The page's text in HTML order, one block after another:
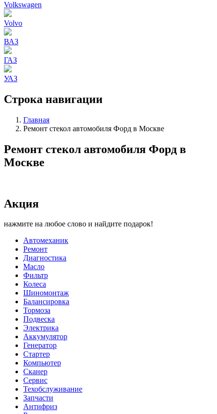
Volkswagen
Volvo
ВАЗ
ГАЗ
УАЗ
Строка навигации
Главная
Ремонт стекол автомобиля Форд в Москве
Ремонт стекол автомобиля Форд в
Москве
Акция
нажмите на любое слово и найдите подарок!
Автомеханик
Ремонт
Диагностика
Масло
Фильтр
Колеса
Шиномонтаж
Балансировка
Тормоза
Подвеска
Электрика
Аккумулятор
Генератор
Стартер
Компьютер
Сканер
Сервис
Техобслуживание
Запчасти
Антифриз